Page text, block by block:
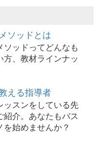
ソッドとは
ソッドってどんなも
、教材ラインナッ
える指導者
ッスンをしている先
介。あなたもバス
始めませんか？